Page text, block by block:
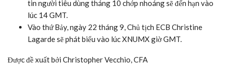
tin người tiêu dùng tháng 10 chớp nhoáng sẽ đến hạn vào
lúc 14 GMT.
Vào thứ Bảy, ngày 22 tháng 9, Chủ tịch ECB Christine
Lagarde sẽ phát biểu vào lúc XNUMX giờ GMT.
Được đề xuất bởi Christopher Vecchio, CFA